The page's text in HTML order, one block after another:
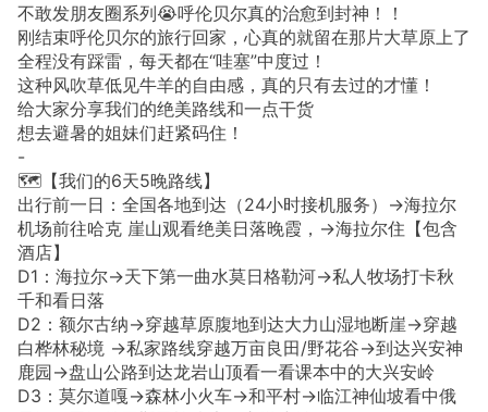
不敢发朋友圈系列😭呼伦贝尔真的治愈到封神！！
刚结束呼伦贝尔的旅行回家，心真的就留在那片大草原上了
全程没有踩雷，每天都在“哇塞”中度过！
这种风吹草低见牛羊的自由感，真的只有去过的才懂！
给大家分享我们的绝美路线和一点干货
想去避暑的姐妹们赶紧码住！
-
🗺️【我们的6天5晚路线】
出行前一日：全国各地到达（24小时接机服务）→海拉尔
机场前往哈克 崖山观看绝美日落晚霞，→海拉尔住【包含
酒店】
D1：海拉尔→天下第一曲水莫日格勒河→私人牧场打卡秋
千和看日落
D2：额尔古纳→穿越草原腹地到达大力山湿地断崖→穿越
白桦林秘境 →私家路线穿越万亩良田/野花谷→到达兴安神
鹿园→盘山公路到达龙岩山顶看一看课本中的大兴安岭
D3：莫尔道嘎→森林小火车→和平村→临江神仙坡看中俄